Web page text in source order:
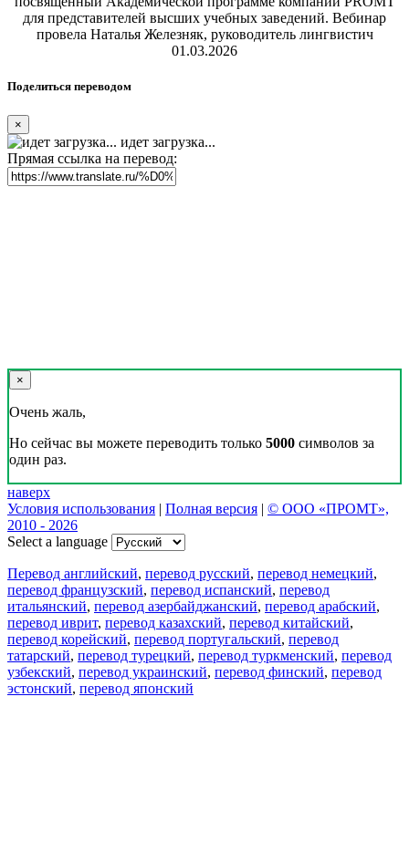
для представителей высших учебных заведений. Вебинар
провела Наталья Железняк, руководитель лингвистич
01.03.2026
Поделиться переводом
×
идет загрузка...
Прямая ссылка на перевод:
×
Очень жаль,
Но сейчас вы можете переводить только 5000 символов за
один раз.
наверх
Условия использования | Полная версия | © ООО «ПРОМТ»,
2010 - 2026
Select a language
Перевод английский, перевод русский, перевод немецкий,
перевод французский, перевод испанский, перевод
итальянский, перевод азербайджанский, перевод арабский,
перевод иврит, перевод казахский, перевод китайский,
перевод корейский, перевод португальский, перевод
татарский, перевод турецкий, перевод туркменский, перевод
узбекский, перевод украинский, перевод финский, перевод
эстонский, перевод японский